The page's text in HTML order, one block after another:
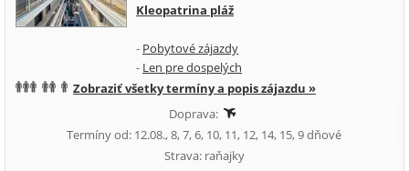
Kleopatrina pláž
- Pobytové zájazdy
- Len pre dospelých
Zobraziť všetky termíny a popis zájazdu »
Doprava:
Termíny od: 12.08., 8, 7, 6, 10, 11, 12, 14, 15, 9 dňové
Strava: raňajky